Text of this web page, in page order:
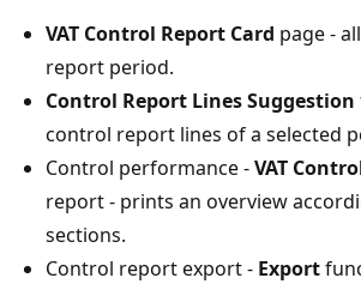
VAT Control Report Card page -
report period.
Control Report Lines Suggestion
control report lines of a selected
Control performance -VAT
report - prints an overview
sections.
Control report export - Export